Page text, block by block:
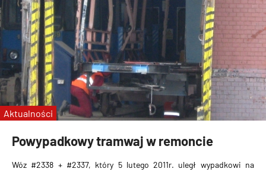
Powypadkowy tramwaj w remoncie
Wóz #2338 + #2337, który 5 lutego 2011r. uległ wypadkowi na
Aktualności